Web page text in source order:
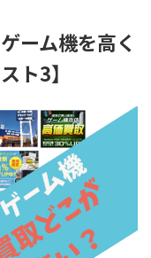
ーム機を高く
ト3】